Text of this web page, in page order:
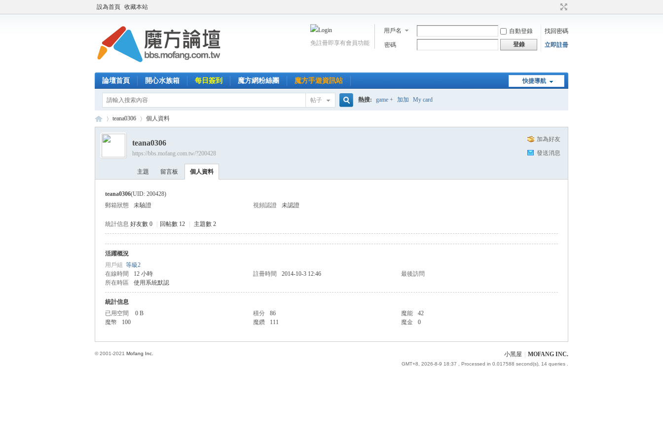
設為首頁 收藏本站
用戶名 自動登錄
找回密碼
密碼
登錄 立即註冊
免註冊即享有會員功能
快捷導航
論壇首頁 開心水族箱 每日簽到 魔方網粉絲團 魔方手遊資訊站
帖子 熱搜: game + 加加 My card
›
teana0306 個人資料
加為好友
發送消息
teana0306
https://bbs.mofang.com.tw/?200428
主題 留言板 個人資料
teana0306(UID: 200428)
郵箱狀態
未驗證 視頻認證 未認證
統計信息 好友數 0 回帖數 12 主題數 2
活躍概況
用戶組 等級2
在線時間
12 小時 註冊時間 2014-10-3 12:46
最後訪問
所在時區
使用系統默認
統計信息
已用空間
0 B 積分 86 魔能
42
魔幣
100 魔鑽 111 魔金 0
小黑屋 MOFANG INC.
GMT+8, 2026-8-9 18:37 , Processed in 0.017588 second(s), 14 queries .
© 2001-2021 Mofang Inc.